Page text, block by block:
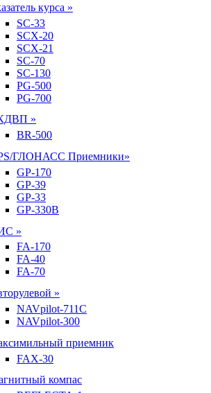
курса »
SC-33
SCX-20
SCX-21
SC-70
SC-130
PG-500
PG-700
»
BR-500
ГЛОНАСС Приемники»
GP-170
GP-39
GP-33
GP-330B
»
FA-170
FA-40
FA-70
»
NAVpilot-711С
NAVpilot-300
приемник
FAX-30
компас